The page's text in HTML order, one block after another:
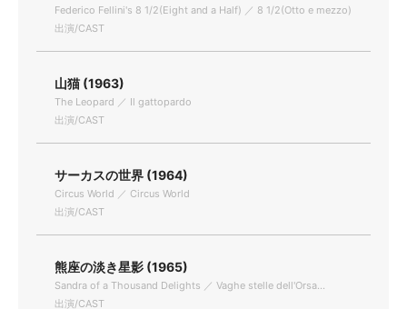
Federico Fellini's 8 1/2(Eight and a Half) ／ 8 1/2(Otto e mezzo)
出演/CAST
山猫 (1963)
The Leopard ／ Il gattopardo
出演/CAST
サーカスの世界 (1964)
Circus World ／ Circus World
出演/CAST
熊座の淡き星影 (1965)
Sandra of a Thousand Delights ／ Vaghe stelle dell'Orsa...
出演/CAST